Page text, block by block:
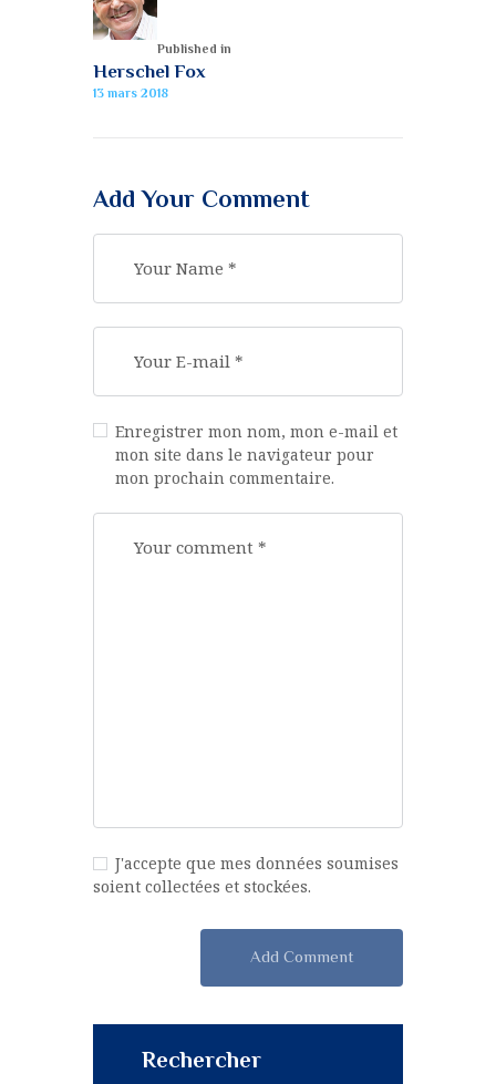
Published in
Herschel Fox
13 mars 2018
Add Your Comment
Enregistrer mon nom, mon e-mail et
mon site dans le navigateur pour
mon prochain commentaire.
J'accepte que mes données soumises
soient collectées et stockées.
Rechercher